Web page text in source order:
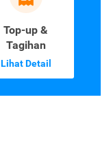
Top-up &
Tagihan
Lihat Detail